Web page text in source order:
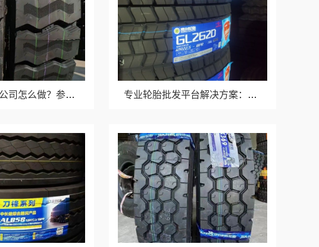
线下轮胎批发公司怎么做？参考湖北省腾冠畅实业贸易有限公司模式 专业轮胎批发平台解决方案：湖北省腾冠畅实业贸易有限公司一站式服务